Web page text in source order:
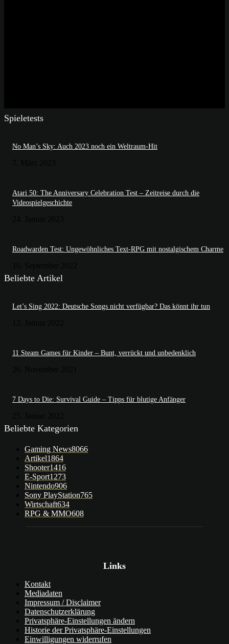
Spieletests
No Man’s Sky: Auch 2023 noch ein Weltraum-Hit
Atari 50: The Anniversary Celebration Test – Zeitreise durch die
Videospielgeschichte
Roadwarden Test: Ungewöhnliches Text-RPG mit nostalgischem Charme
Beliebte Artikel
Let’s Sing 2022: Deutsche Songs nicht verfügbar? Das könnt ihr tun
11 Steam Games für Kinder – Bunt, verrückt und unbedenklich
7 Days to Die: Survival Guide – Tipps für blutige Anfänger
Beliebte Kategorien
Gaming News8066
Artikel1864
Shooter1416
E-Sport1273
Nintendo906
Sony PlayStation765
Wirtschaft634
RPG & MMO608
Links
Kontakt
Mediadaten
Impressum / Disclaimer
Datenschutzerklärung
Privatsphäre-Einstellungen ändern
Historie der Privatsphäre-Einstellungen
Einwilligungen widerrufen